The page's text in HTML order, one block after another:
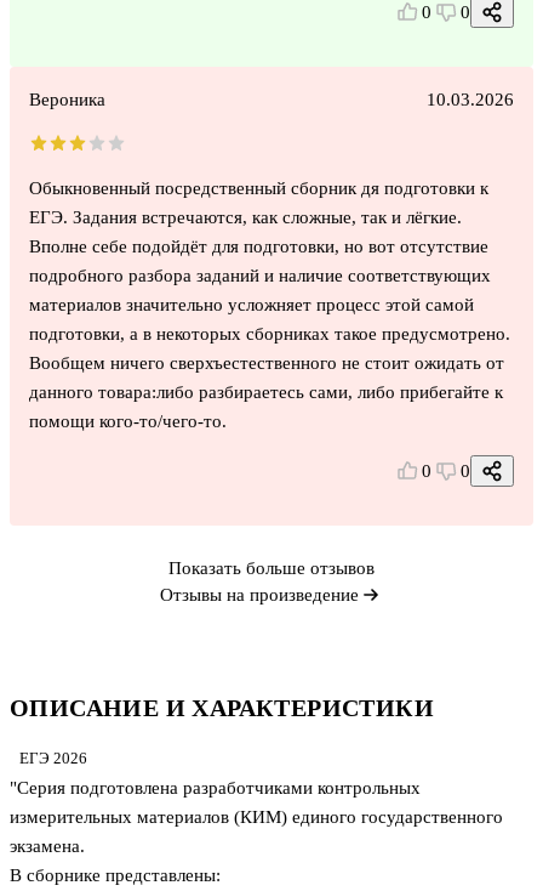
ОПИСАНИЕ И ХАРАКТЕРИСТИКИ
ЕГЭ 2026
"Серия подготовлена разработчиками контрольных
измерительных материалов (КИМ) единого государственного
экзамена.
В сборнике представлены:
0 0
Вероника 10.03.2026
Обыкновенный посредственный сборник дя подготовки к
ЕГЭ. Задания встречаются, как сложные, так и лёгкие.
Вполне себе подойдёт для подготовки, но вот отсутствие
подробного разбора заданий и наличие соответствующих
материалов значительно усложняет процесс этой самой
подготовки, а в некоторых сборниках такое предусмотрено.
Вообщем ничего сверхъестественного не стоит ожидать от
данного товара:либо разбираетесь сами, либо прибегайте к
помощи кого-то/чего-то.
0 0
Показать больше отзывов
Отзывы на произведение